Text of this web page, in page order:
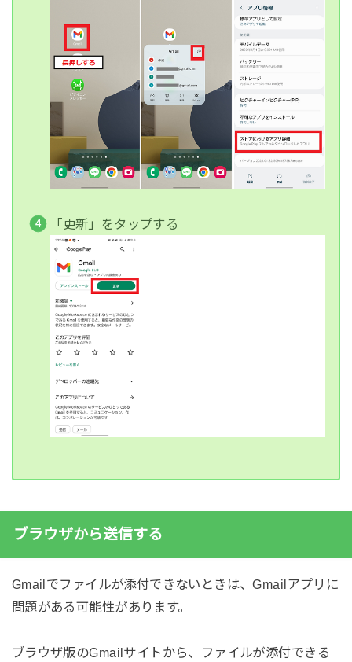
「更新」をタップする
ブラウザから送信する
Gmailでファイルが添付できないときは、Gmailアプリに
問題がある可能性があります。
ブラウザ版のGmailサイトから、ファイルが添付できる